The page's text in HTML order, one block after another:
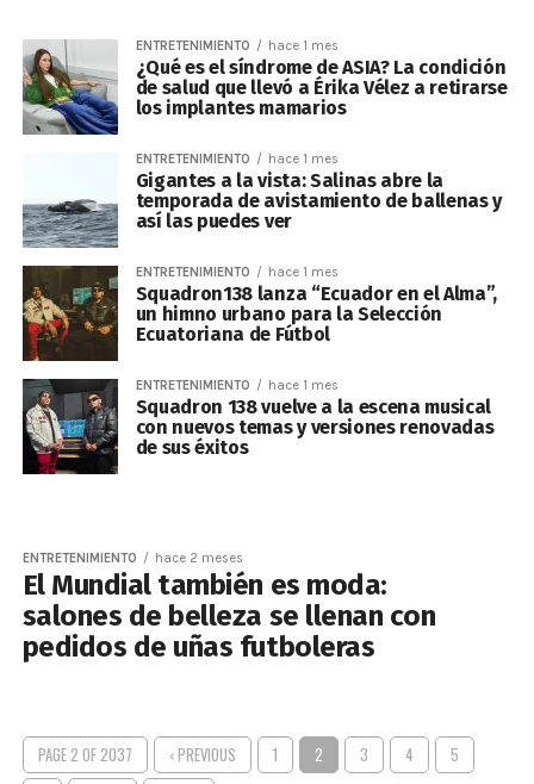
ENTRETENIMIENTO hace 1 mes
¿Qué es el síndrome de ASIA? La condición
de salud que llevó a Érika Vélez a retirarse
los implantes mamarios
ENTRETENIMIENTO hace 1 mes
Gigantes a la vista: Salinas abre la
temporada de avistamiento de ballenas y
así las puedes ver
ENTRETENIMIENTO hace 1 mes
Squadron138 lanza “Ecuador en el Alma”,
un himno urbano para la Selección
Ecuatoriana de Fútbol
ENTRETENIMIENTO hace 1 mes
Squadron 138 vuelve a la escena musical
con nuevos temas y versiones renovadas
de sus éxitos
ENTRETENIMIENTO hace 2 meses
El Mundial también es moda:
salones de belleza se llenan con
pedidos de uñas futboleras
PAGE 2 OF 2037 ‹ PREVIOUS 1 2 3 4
5